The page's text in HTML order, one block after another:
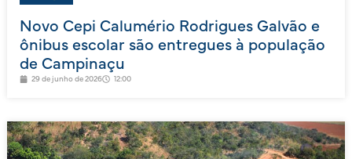
Novo Cepi Calumério Rodrigues Galvão e
ônibus escolar são entregues à população
de Campinaçu
29 de junho de 2026 12:00